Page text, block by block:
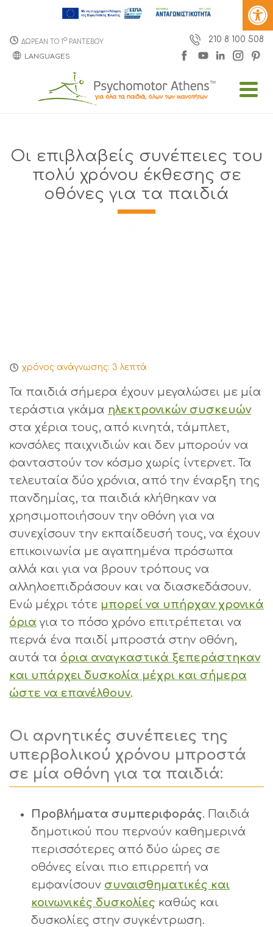
ΔΩΡΕΑΝ ΤΟ 1o ΡΑΝΤΕΒΟΥ
LANGUAGES
210 8 100 508
Οι επιβλαβείς συνέπειες του
πολύ χρόνου έκθεσης σε
οθόνες για τα παιδιά
χρόνος ανάγνωσης: 3 λεπτά
Τα παιδιά σήμερα έχουν μεγαλώσει με μία
τεράστια γκάμα ηλεκτρονικών συσκευών
στα χέρια τους, από κινητά, τάμπλετ,
κονσόλες παιχνιδιών και δεν μπορούν να
φανταστούν τον κόσμο χωρίς ίντερνετ. Τα
τελευταία δύο χρόνια, από την έναρξη της
πανδημίας, τα παιδιά κλήθηκαν να
χρησιμοποιήσουν την οθόνη για να
συνεχίσουν την εκπαίδευσή τους, να έχουν
επικοινωνία με αγαπημένα πρόσωπα
αλλά και για να βρουν τρόπους να
αλληλοεπιδράσουν και να διασκεδάσουν.
Ενώ μέχρι τότε μπορεί να υπήρχαν χρονικά
όρια για το πόσο χρόνο επιτρέπεται να
περνά ένα παιδί μπροστά στην οθόνη,
αυτά τα όρια αναγκαστικά ξεπεράστηκαν
και υπάρχει δυσκολία μέχρι και σήμερα
ώστε να επανέλθουν.
Οι αρνητικές συνέπειες της
υπερβολικού χρόνου μπροστά
σε μία οθόνη για τα παιδιά:
Προβλήματα συμπεριφοράς. Παιδιά
δημοτικού που περνούν καθημερινά
περισσότερες από δύο ώρες σε
οθόνες είναι πιο επιρρεπή να
εμφανίσουν συναισθηματικές και
κοινωνικές δυσκολίες καθώς και
δυσκολίες στην συγκέντρωση.